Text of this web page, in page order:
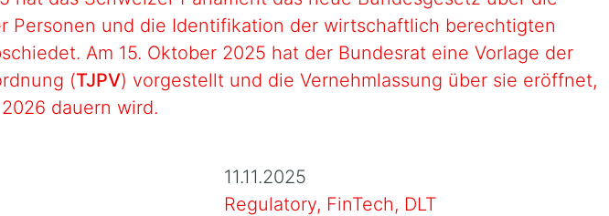
Personen und die Identifikation der wirtschaftlich berechtigten
Am 15. Oktober 2025 hat der Bundesrat eine Vorlage der
(TJPV) vorgestellt und die Vernehmlassung über sie eröffnet,
dauern wird.
11.11.2025
Regulatory, FinTech, DLT